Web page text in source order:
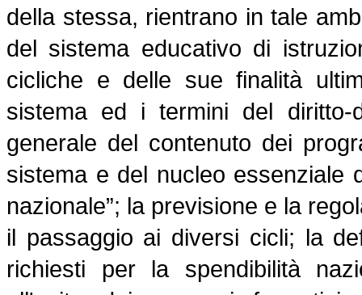
della stessa, rientrano in tale
del sistema educativo di
cicliche e delle sue finalità
sistema ed i termini del diritto-
generale del contenuto dei
sistema e del nucleo essenziale
nazionale”; la previsione e la
il passaggio ai diversi cicli; la
richiesti per la spendibilità